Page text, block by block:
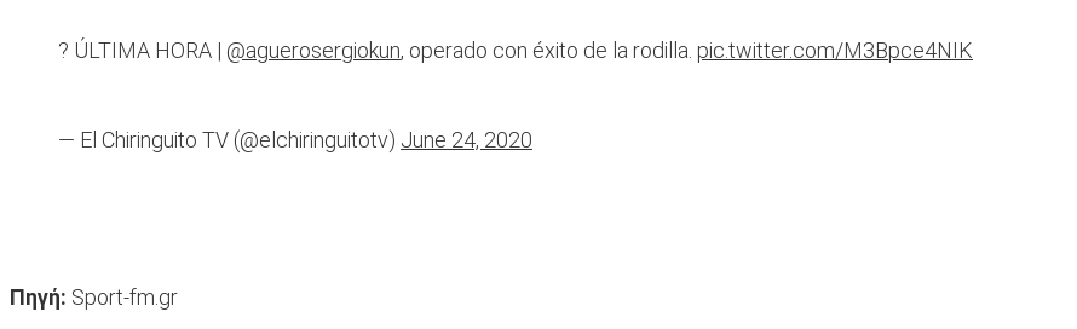
? ÚLTIMA HORA | @aguerosergiokun, operado con éxito de la rodilla. pic.twitter.com/M3Bpce4NIK
— El Chiringuito TV (@elchiringuitotv) June 24, 2020
Πηγή: Sport-fm.gr